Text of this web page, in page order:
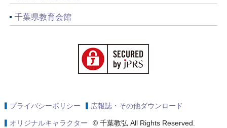
千葉県教育会館
プライバシーポリシー 広報誌・その他ダウンロード
オリジナルキャラクター © 千葉教弘 All Rights Reserved.